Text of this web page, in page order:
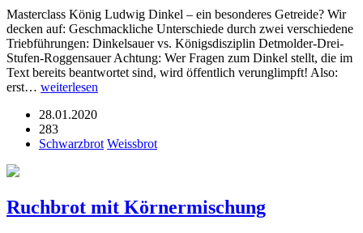
Masterclass König Ludwig Dinkel – ein besonderes Getreide? Wir
decken auf: Geschmackliche Unterschiede durch zwei verschiedene
Triebführungen: Dinkelsauer vs. Königsdisziplin Detmolder-Drei-
Stufen-Roggensauer Achtung: Wer Fragen zum Dinkel stellt, die im
Text bereits beantwortet sind, wird öffentlich verunglimpft! Also:
erst… weiterlesen
28.01.2020
283
Schwarzbrot Weissbrot
Ruchbrot mit Körnermischung